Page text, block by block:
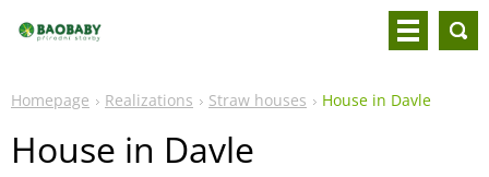
Homepage Realizations Straw houses House in Davle
House in Davle